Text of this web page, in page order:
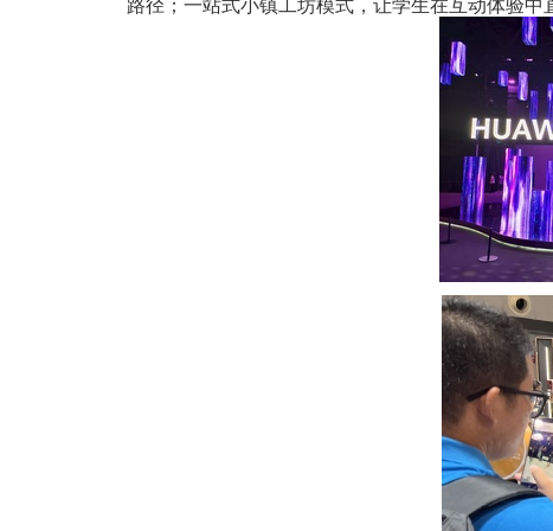
路径；一站式小镇工坊模式，让学生在互动体验